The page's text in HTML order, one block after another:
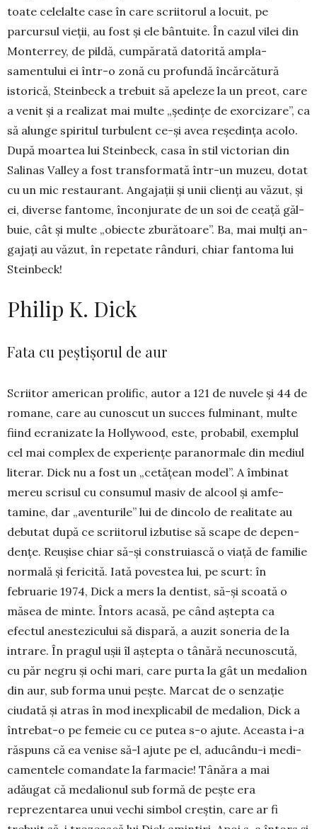
toa­te ce­le­lalte case în ca­re scriitorul a lo­cuit, pe
parcursul vie­ții, au fost și ele bân­tuite. În cazul vilei din
Monterrey, de pildă, cum­părată dato­rită am­pla­
samentului ei într-o zonă cu profundă în­căr­cătură
istorică, Stein­­beck a trebuit să apeleze la un preot, care
a venit și a realizat mai multe „șe­dințe de exor­cizare”, ca
să alunge spiritul turbulent ce-și avea reședința acolo.
După moartea lui Stein­beck, casa în stil victorian din
Salinas Valley a fost trans­for­ma­tă într-un mu­zeu, dotat
cu un mic res­tau­rant. Anga­jații și unii clienți au vă­­zut, și
ei, diverse fan­­­­to­me, în­con­­ju­rate de un soi de cea­ță găl­
bu­ie, cât și multe „o­biec­te zbu­ră­toa­re”. Ba, mai mulți an­
ga­jați au vă­zut, în re­pe­­tate rân­duri, chiar fantoma lui
Stein­beck!
Philip K. Dick
Fata cu peștișorul de aur
Scriitor american prolific, au­tor a 121 de nuvele și 44 de
ro­ma­ne, care au cunoscut un suc­ces ful­mi­nant, multe
fiind ecra­nizate la Hollywood, este, pro­ba­bil, exemplul
cel mai com­­plex de experiențe paranormale din mediul
literar. Dick nu a fost un „cetățean model”. A îm­binat
me­reu scri­sul cu consumul masiv de alcool și am­fe­
tamine, dar „aventurile” lui de dincolo de rea­litate au
debu­tat după ce scriitorul izbutise să scape de de­pen­
dențe. Reușise chiar să-și cons­truiască o viață de fa­­milie
normală și fericită. Iată povestea lui, pe scurt: în
februarie 1974, Dick a mers la den­tist, să-și scoată o
măsea de minte. În­tors acasă, pe când aș­tepta ca
efectul anestezicului să dispară, a auzit so­neria de la
intrare. În pragul ușii îl aștepta o tâ­nără necunoscută,
cu păr negru și ochi mari, care pur­ta la gât un medalion
din aur, sub forma unui pește. Marcat de o senzație
ciudată și atras în mod inexplicabil de medalion, Dick a
întrebat-o pe fe­meie cu ce putea s-o ajute. Aceasta i-a
răspuns că ea venise să-l ajute pe el, aducându-i me­di­
ca­men­te­le comandate la farma­cie! Tânăra a mai
adăugat că medalionul sub formă de pește era
reprezentarea unui vechi simbol creștin, care ar fi